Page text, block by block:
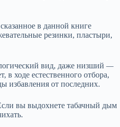
в данной книге
резинки, пластыри,
вид, даже низший—
ходе естественного отбора,
избавления от последних.
вы выдохнете табачный дым